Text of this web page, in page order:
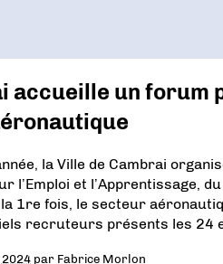
accueille un forum
la Ville de Cambrai
l’Emploi et l’Apprentissage,
1re fois, le secteur
recruteurs présents les 24
par Fabrice Morlon